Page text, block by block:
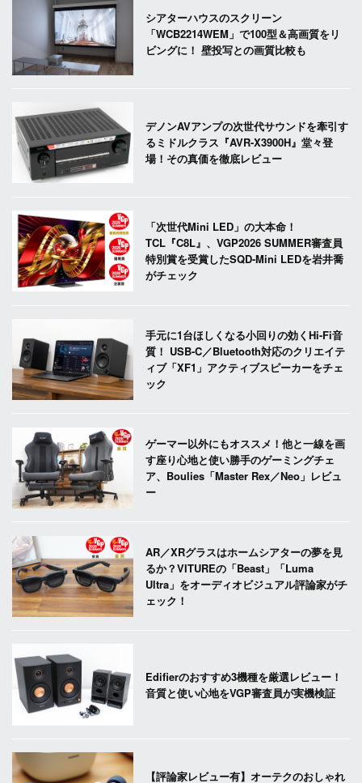
シアターハウスのスクリーン
「WCB2214WEM」で100型＆高画質をリ
ビングに！ 壁投写との画質比較も
デノンAVアンプの次世代サウンドを牽引す
るミドルクラス『AVR-X3900H』堂々登
場！その真価を徹底レビュー
「次世代Mini LED」の大本命！
TCL『C8L』、VGP2026 SUMMER審査員
特別賞を受賞したSQD-Mini LEDを岩井喬
がチェック
手元に1台ほしくなる小回りの効くHi-Fi音
質！ USB-C／Bluetooth対応のクリエイテ
ィブ「XF1」アクティブスピーカーをチェ
ック
ゲーマー以外にもオススメ！他と一線を画
す座り心地と使い勝手のゲーミングチェ
ア、Boulies「Master Rex／Neo」レビュ
ー
AR／XRグラスはホームシアターの夢を見
るか？VITUREの「Beast」「Luma
Ultra」をオーディオビジュアル評論家がチ
ェック！
Edifierのおすすめ3機種を厳選レビュー！
音質と使い心地をVGP審査員が実機検証
【評論家レビュー有】オーテクのおしゃれ